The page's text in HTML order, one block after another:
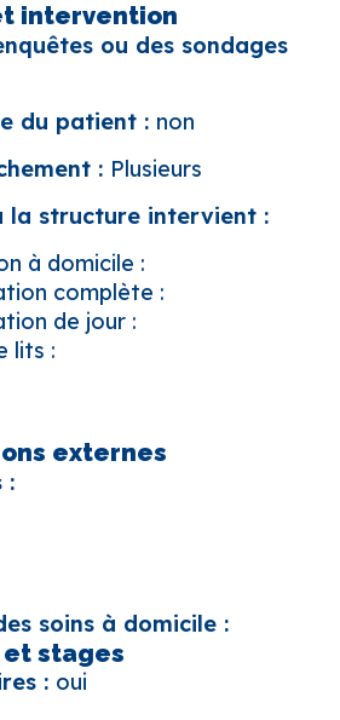
intervention
ou des sondages
du patient : non
: Plusieurs
la structure intervient :
à domicile :
complète :
de jour :
lits :
externes
:
soins à domicile :
et stages
: oui